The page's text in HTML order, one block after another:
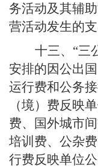
务活动及其辅
营活动发生的支
十三、“三
安排的因公出
运行费和公务
（境）费反映
费、国外城市
培训费、公杂
行费反映单位